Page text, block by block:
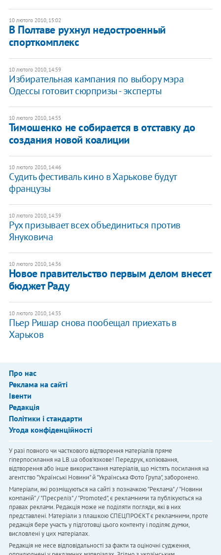
10 лютого 2010, 15:02
В Полтаве рухнул недостроенный
спорткомплекс
10 лютого 2010, 14:59
Избирательная кампания по выбору мэра
Одессы готовит сюрпризы - эксперты
10 лютого 2010, 14:55
Тимошенко не собирается в отставку до
создания новой коалиции
10 лютого 2010, 14:46
Судить фестиваль кино в Харькове будут
французы
10 лютого 2010, 14:39
Рух призывает всех объединиться против
Януковича
10 лютого 2010, 14:36
Новое правительство первым делом внесет
бюджет Раду
10 лютого 2010, 14:35
Пьер Ришар снова пообещал приехать в
Харьков
Про нас
Реклама на сайті
Івенти
Редакція
Політики і стандарти
Угода конфіденційності
У разі повного чи часткового відтворення матеріалів пряме
гіперпосилання на LB.ua обов'язкове! Передрук, копіювання,
відтворення або інше використання матеріалів, що містять посилання на
агентство "Українськi Новини" й "Українська Фото Група", заборонено.
Матеріали, які розміщуються на сайті з позначкою "Реклама" / "Новини
компаній" / "Пресреліз" / "Promoted", є рекламними та публікуються на
правах реклами. Редакція може не поділяти погляди, які в них
представлені. Матеріали з плашкою СПЕЦПРОЄКТ є рекламними, проте
редакція бере участь у підготовці цього контенту і поділяє думки,
висловлені у цих матеріалах.
Редакція не несе відповідальності за факти та оціночні судження,